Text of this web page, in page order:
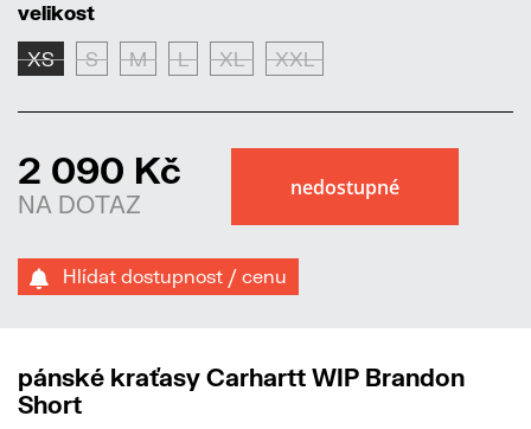
velikost
XS S M L XL XXL
2 090 Kč
NA DOTAZ
Hlídat dostupnost / cenu
pánské kraťasy Carhartt WIP Brandon
Short